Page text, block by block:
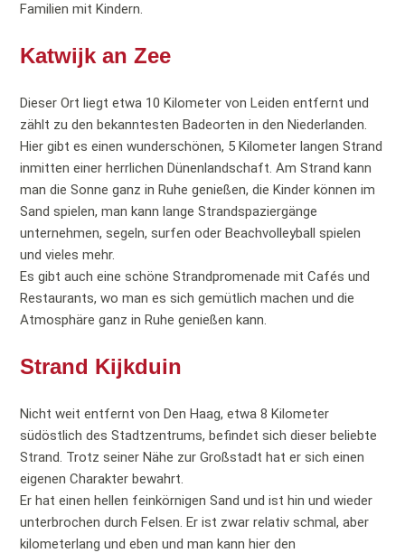
Familien mit Kindern.
Katwijk an Zee
Dieser Ort liegt etwa 10 Kilometer von Leiden entfernt und
zählt zu den bekanntesten Badeorten in den Niederlanden.
Hier gibt es einen wunderschönen, 5 Kilometer langen Strand
inmitten einer herrlichen Dünenlandschaft. Am Strand kann
man die Sonne ganz in Ruhe genießen, die Kinder können im
Sand spielen, man kann lange Strandspaziergänge
unternehmen, segeln, surfen oder Beachvolleyball spielen
und vieles mehr.
Es gibt auch eine schöne Strandpromenade mit Cafés und
Restaurants, wo man es sich gemütlich machen und die
Atmosphäre ganz in Ruhe genießen kann.
Strand Kijkduin
Nicht weit entfernt von Den Haag, etwa 8 Kilometer
südöstlich des Stadtzentrums, befindet sich dieser beliebte
Strand. Trotz seiner Nähe zur Großstadt hat er sich einen
eigenen Charakter bewahrt.
Er hat einen hellen feinkörnigen Sand und ist hin und wieder
unterbrochen durch Felsen. Er ist zwar relativ schmal, aber
kilometerlang und eben und man kann hier den